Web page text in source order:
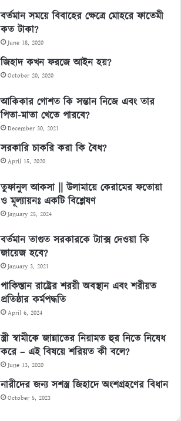
বর্তমান সময়ে বিবাহের ক্ষেত্রে মোহরে ফাতেমী
কত টাকা?
June 18, 2020
জিহাদ কখন ফরজে আইন হয়?
October 20, 2020
আকিকার গোশত কি সন্তান নিজে এবং তার
পিতা-মাতা খেতে পারবে?
December 30, 2021
সরকারি চাকরি করা কি বৈধ?
April 15, 2020
তুফানুল আকসা || উলামায়ে কেরামের ফতোয়া
ও মূল্যায়নঃ একটি বিশ্লেষণ
January 25, 2024
বর্তমান তাগুত সরকারকে ট্যাক্স দেওয়া কি
জায়েজ হবে?
January 3, 2021
পাকিস্তান রাষ্ট্রের শরয়ী অবস্থান এবং শরীয়ত
প্রতিষ্ঠার কর্মপদ্ধতি
April 6, 2024
স্ত্রী স্বামীকে জান্নাতের নিয়ামত হুর নিতে নিষেধ
করে – এই বিষয়ে শরিয়ত কী বলে?
June 13, 2020
নারীদের জন্য সশস্ত্র জিহাদে অংশগ্রহণের বিধান
October 5, 2023